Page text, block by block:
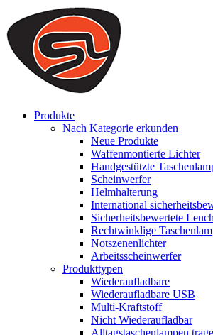
We use cookies to ensure that we provide you
on our website. By continuing to browse this
that cookies are used to help us analyze how
to offer you a better experience. To learn
you can disable cookies, you can access our
Produkte
Nach Kategorie erkunden
Neue Produkte
Waffenmontierte Lichter
Handgestützte
Scheinwerfer
Helmhalterung
International
Sicherheitsbewertete
Rechtwinklige
Notszenenlichter
Arbeitsscheinwerfer
Produkttypen
Wiederaufladbare
Wiederaufladbare USB
Multi-Kraftstoff
Nicht Wiederaufladbar
Alltagstaschenlampen